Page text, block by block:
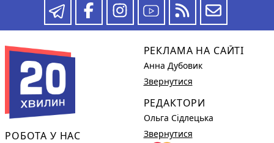
РОБОТА У НАС
РЕКЛАМА НА САЙТІ
Анна Дубовик
Звернутися
РЕДАКТОРИ
Ольга Сідлецька
Звернутися